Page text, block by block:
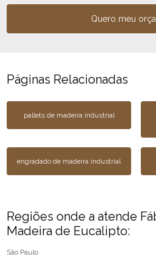
Quero meu
Páginas Relacionadas
pallets de madeira industrial
engradado de madeira industrial
Regiões onde a atende
Madeira de Eucalipto:
São Paulo